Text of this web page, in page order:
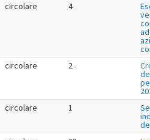
circolare 4
circolare 2
circolare 1